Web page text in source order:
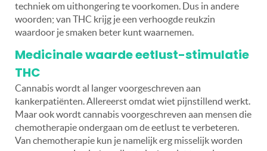
techniek om uithongering te voorkomen. Dus in andere
woorden; van THC krijg je een verhoogde reukzin
waardoor je smaken beter kunt waarnemen.
Medicinale waarde eetlust-stimulatie
THC
Cannabis wordt al langer voorgeschreven aan
kankerpatiënten. Allereerst omdat wiet pijnstillend werkt.
Maar ook wordt cannabis voorgeschreven aan mensen die
chemotherapie ondergaan om de eetlust te verbeteren.
Van chemotherapie kun je namelijk erg misselijk worden